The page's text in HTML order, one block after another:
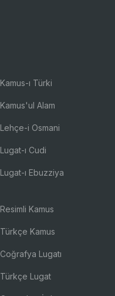
Kamus-ı Türki
Kamus'ul Alam
Lehçe-i Osmani
Lugat-ı Cudi
Lugat-ı Ebuzziya
Resimli Kamus
Türkçe Kamus
Coğrafya Lugatı
Türkçe Lugat